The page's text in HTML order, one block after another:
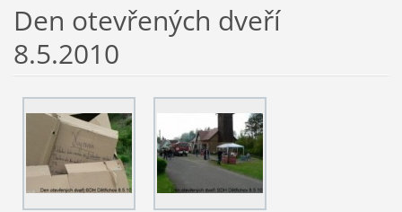
Den otevřených dveří
8.5.2010